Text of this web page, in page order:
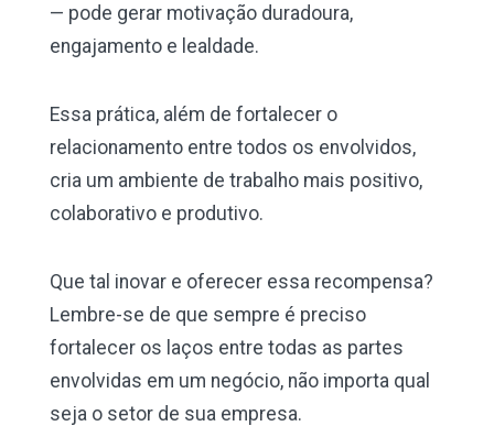
— pode gerar motivação duradoura,
engajamento e lealdade.
Essa prática, além de fortalecer o
relacionamento entre todos os envolvidos,
cria um ambiente de trabalho mais positivo,
colaborativo e produtivo.
Que tal inovar e oferecer essa recompensa?
Lembre-se de que sempre é preciso
fortalecer os laços entre todas as partes
envolvidas em um negócio, não importa qual
seja o setor de sua empresa.